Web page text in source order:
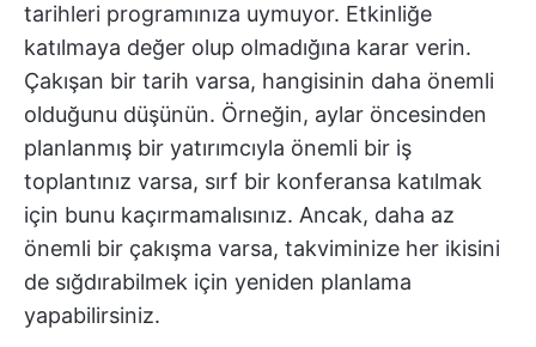
tarihleri programınıza uymuyor. Etkinliğe
katılmaya değer olup olmadığına karar verin.
Çakışan bir tarih varsa, hangisinin daha önemli
olduğunu düşünün. Örneğin, aylar öncesinden
planlanmış bir yatırımcıyla önemli bir iş
toplantınız varsa, sırf bir konferansa katılmak
için bunu kaçırmamalısınız. Ancak, daha az
önemli bir çakışma varsa, takviminize her ikisini
de sığdırabilmek için yeniden planlama
yapabilirsiniz.